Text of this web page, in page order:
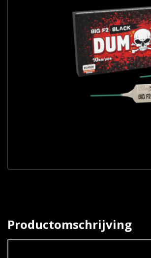
Productomschrijving